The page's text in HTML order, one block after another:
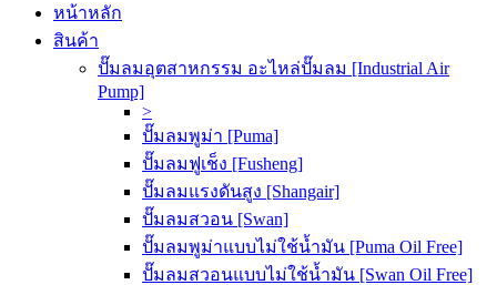
หน้าหลัก
สินค้า
ปั๊มลมอุตสาหกรรม อะไหล่ปั๊มลม [Industrial Air
Pump]
>
ปั๊มลมพูม่า [Puma]
ปั๊มลมฟูเช็ง [Fusheng]
ปั๊มลมแรงดันสูง [Shangair]
ปั๊มลมสวอน [Swan]
ปั๊มลมพูม่าแบบไม่ใช้น้ำมัน [Puma Oil Free]
ปั๊มลมสวอนแบบไม่ใช้น้ำมัน [Swan Oil Free]